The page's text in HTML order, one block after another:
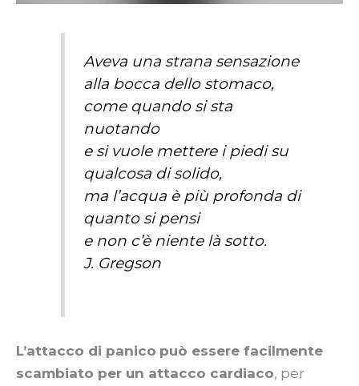
Aveva una strana sensazione
alla bocca dello stomaco,
come quando si sta
nuotando
e si vuole mettere i piedi su
qualcosa di solido,
ma l’acqua è più profonda di
quanto si pensi
e non c’è niente là sotto.
J. Gregson
L’attacco di panico può essere facilmente
scambiato per un attacco cardiaco, per